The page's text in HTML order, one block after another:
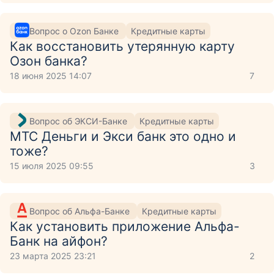
Вопрос о Ozon Банке Кредитные карты
Как восстановить утерянную карту
Озон банка?
18 июня 2025 14:07 7
Вопрос об ЭКСИ-Банке Кредитные карты
МТС Деньги и Экси банк это одно и
тоже?
15 июля 2025 09:55 3
Вопрос об Альфа-Банке Кредитные карты
Как установить приложение Aльфа-
Банк на айфон?
23 марта 2025 23:21 2